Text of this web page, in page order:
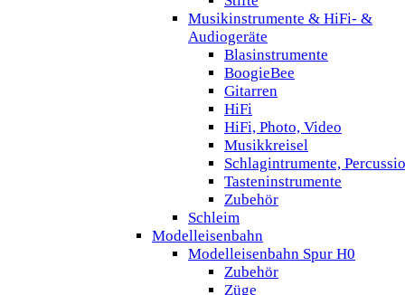
Musikinstrumente & HiFi- &
Audiogeräte
Blasinstrumente
BoogieBee
Gitarren
HiFi
HiFi, Photo, Video
Musikkreisel
Schlagintrumente,
Tasteninstrumente
Zubehör
Schleim
Modelleisenbahn
Modelleisenbahn Spur H0
Zubehör
Züge